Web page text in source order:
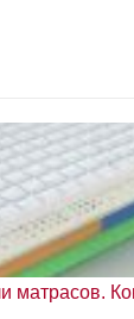
матрасов.